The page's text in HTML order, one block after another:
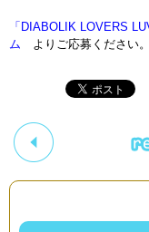
「DIABOLIK LOVERS
ム よりご応募ください。